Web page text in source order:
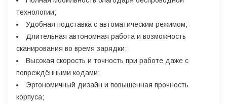
технологии;
Удобная подставка с автоматическим режимом;
Длительная автономная работа и возможность
сканирования во время зарядки;
Высокая скорость и точность при работе даже с
повреждёнными кодами;
Эргономичный дизайн и повышенная прочность
корпуса;